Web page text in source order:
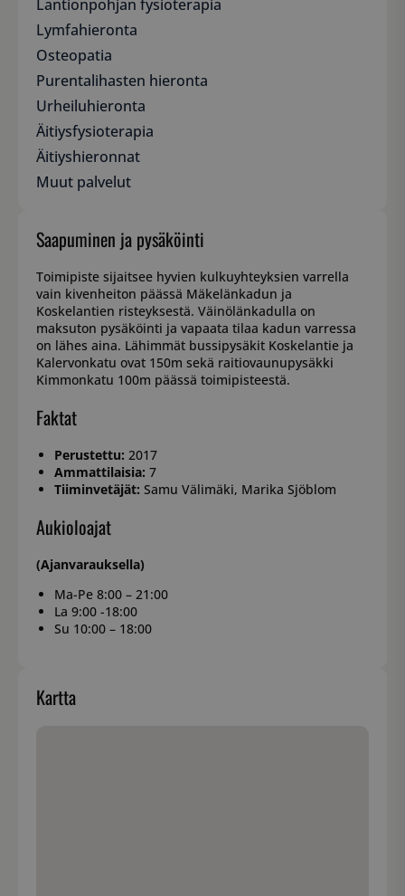
Lantionpohjan fysioterapia
Lymfahieronta
Osteopatia
Purentalihasten hieronta
Urheiluhieronta
Äitiysfysioterapia
Äitiyshieronnat
Muut palvelut
Saapuminen ja pysäköinti
Toimipiste sijaitsee hyvien kulkuyhteyksien varrella
vain kivenheiton päässä Mäkelänkadun ja
Koskelantien risteyksestä. Väinölänkadulla on
maksuton pysäköinti ja vapaata tilaa kadun varressa
on lähes aina. Lähimmät bussipysäkit Koskelantie ja
Kalervonkatu ovat 150m sekä raitiovaunupysäkki
Kimmonkatu 100m päässä toimipisteestä.
Faktat
Perustettu: 2017
Ammattilaisia: 7
Tiiminvetäjät: Samu Välimäki, Marika Sjöblom
Aukioloajat
(Ajanvarauksella)
Ma-Pe 8:00 – 21:00
La 9:00 -18:00
Su 10:00 – 18:00
Kartta